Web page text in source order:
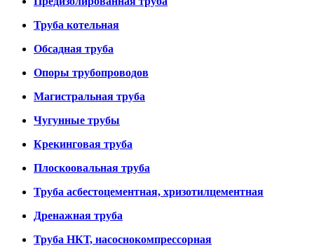
Труба котельная
Обсадная труба
Опоры трубопроводов
Магистральная труба
Чугунные трубы
Крекинговая труба
Плоскоовальная труба
Труба асбестоцементная, хризотилцементная
Дренажная труба
Труба НКТ, насоснокомпрессорная